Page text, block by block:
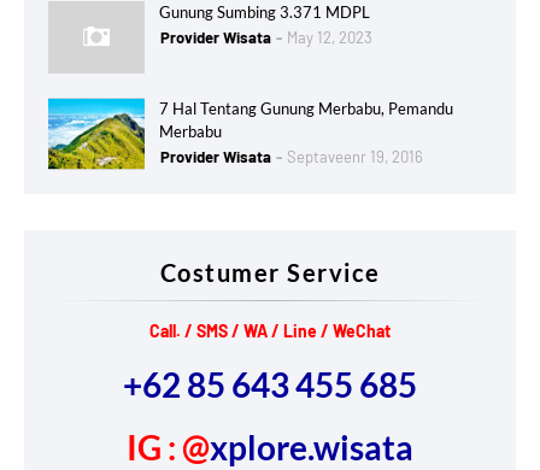
Gunung Sumbing 3.371 MDPL
Provider Wisata
May 12, 2023
7 Hal Tentang Gunung Merbabu, Pemandu
Merbabu
Provider Wisata
Septaveenr 19, 2016
Costumer Service
Call. / SMS / WA / Line / WeChat
+62 85 643 455 685
IG : @xplore.wisata